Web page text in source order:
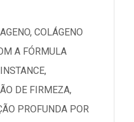
COLÁGENO
A FÓRMULA
DE FIRMEZA,
PROFUNDA POR